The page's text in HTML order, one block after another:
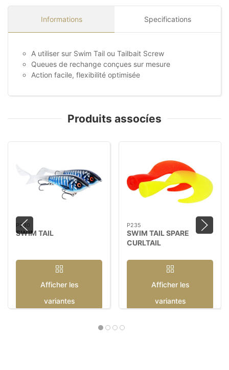
Informations Specifications
A utiliser sur Swim Tail ou Tailbait Screw
Queues de rechange conçues sur mesure
Action facile, flexibilité optimisée
Produits assocíes
P230
SWIM TAIL
Afficher les
variantes
P235
SWIM TAIL SPARE
CURLTAIL
Afficher les
variantes